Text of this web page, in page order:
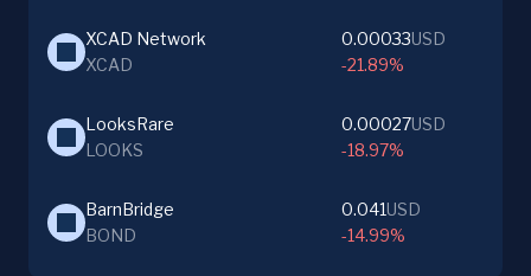
XCAD Network
XCAD
0.00033USD
-21.89%
LooksRare
LOOKS
0.00027USD
-18.97%
BarnBridge
BOND
0.041USD
-14.99%